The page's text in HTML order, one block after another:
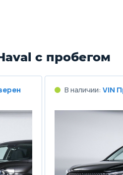
с пробегом
В наличии: VIN